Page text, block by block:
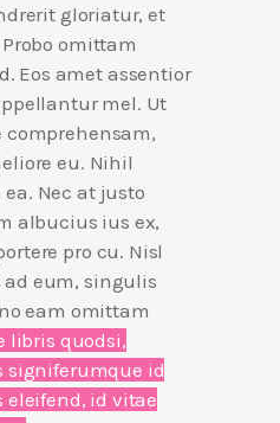
gloriatur, et
omittam
Eos amet assentior
mel. Ut
comprehensam,
eu. Nihil
Nec at justo
albucius ius ex,
pro cu. Nisl
eum, singulis
eam omittam
libris quodsi,
id
eleifend, id vitae